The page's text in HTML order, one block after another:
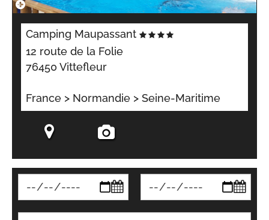
Camping Maupassant
12 route de la Folie
76450 Vittefleur
France > Normandie > Seine-Maritime